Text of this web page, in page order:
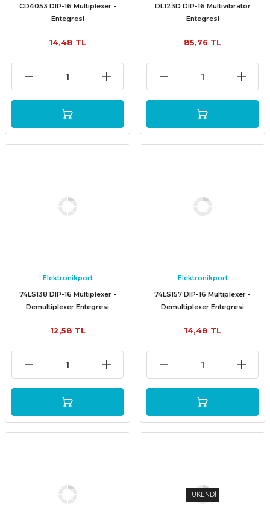
CD4053 DIP-16 Multiplexer -
Entegresi
14,48 TL
DL123D DIP-16 Multivibratör
Entegresi
85,76 TL
Elektronikport
74LS138 DIP-16 Multiplexer -
Demultiplexer Entegresi
12,58 TL
Elektronikport
74LS157 DIP-16 Multiplexer -
Demultiplexer Entegresi
14,48 TL
TÜKENDİ